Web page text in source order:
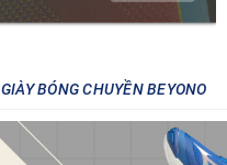
GIÀY BÓNG CHUYỀN BEYONO